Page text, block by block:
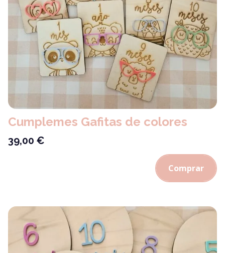
Cumplemes Gafitas de colores
39,00 €
Comprar